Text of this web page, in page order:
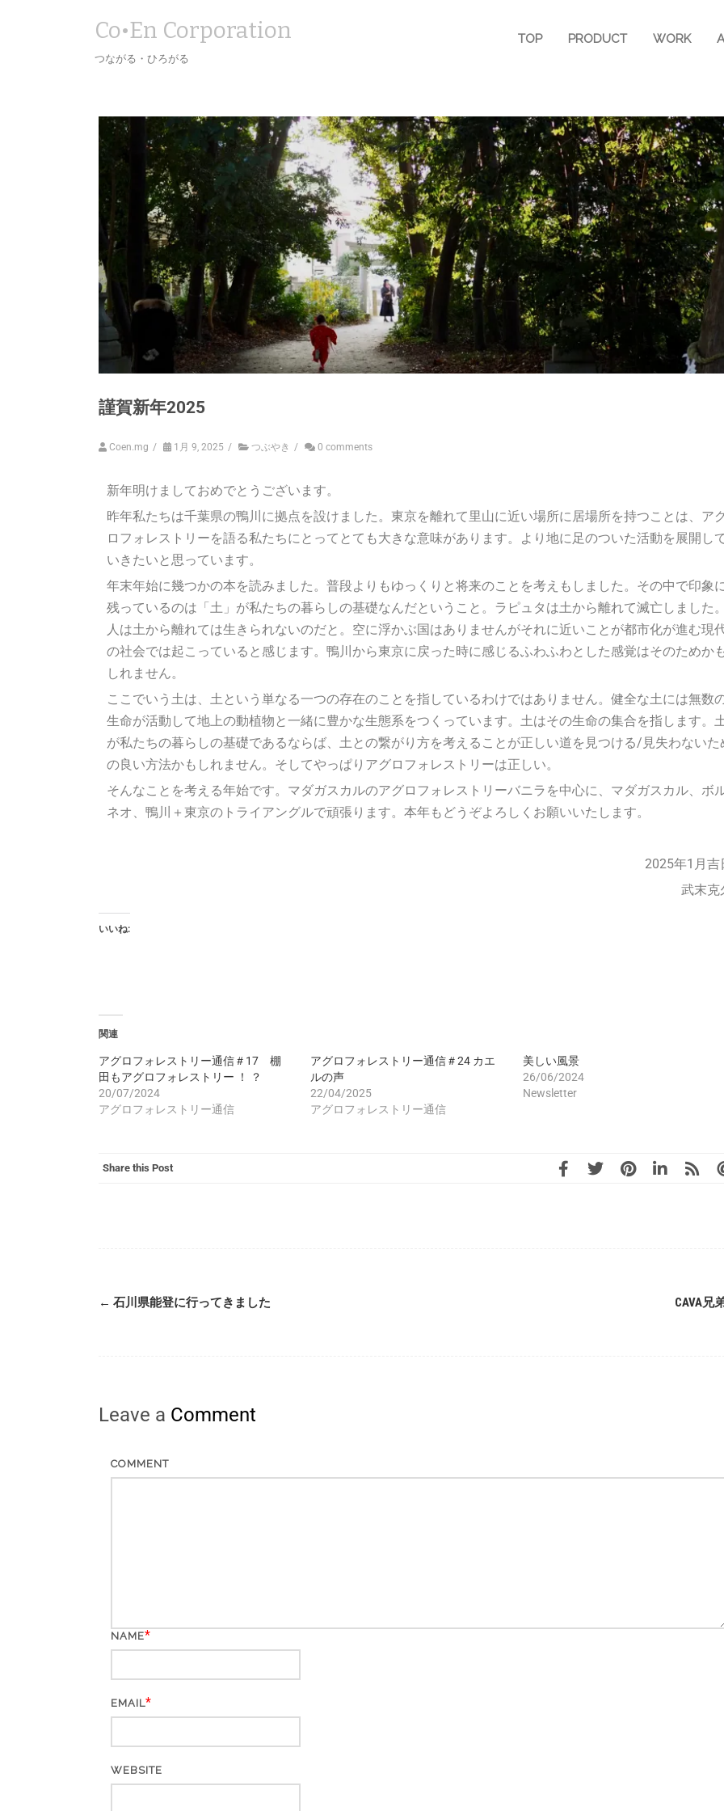
Co•En Corporation
つながる・ひろがる
TOP PRODUCT WORK
謹賀新年2025
Coen.mg / 1月 9, 2025 / つぶやき / 0 comments
新年明けましておめでとうございます。
昨年私たちは千葉県の鴨川に拠点を設けました。東京を離れて里山に近い場所に居場所を持つことは、ア
ロフォレストリーを語る私たちにとってとても大きな意味があります。より地に足のついた活動を展開し
いきたいと思っています。
年末年始に幾つかの本を読みました。普段よりもゆっくりと将来のことを考えもしました。その中で印象
残っているのは「土」が私たちの暮らしの基礎なんだということ。ラピュタは土から離れて滅亡しました
人は土から離れては生きられないのだと。空に浮かぶ国はありませんがそれに近いことが都市化が進む現
の社会では起こっていると感じます。鴨川から東京に戻った時に感じるふわふわとした感覚はそのためか
しれません。
ここでいう土は、土という単なる一つの存在のことを指しているわけではありません。健全な土には無数
生命が活動して地上の動植物と一緒に豊かな生態系をつくっています。土はその生命の集合を指します。
が私たちの暮らしの基礎であるならば、土との繋がり方を考えることが正しい道を見つける/見失わないた
の良い方法かもしれません。そしてやっぱりアグロフォレストリーは正しい。
そんなことを考える年始です。マダガスカルのアグロフォレストリーバニラを中心に、マダガスカル、ボ
ネオ、鴨川＋東京のトライアングルで頑張ります。本年もどうぞよろしくお願いいたします。
2025年1月吉
武末克
いいね:
関連
アグロフォレストリー通信＃17 棚
田もアグロフォレストリー ！ ？
20/07/2024
アグロフォレストリー通信
アグロフォレストリー通信＃24 カエ
ルの声
22/04/2025
アグロフォレストリー通信
美しい風景
26/06/2024
Newsletter
Share this Post
← 石川県能登に行ってきました CAVA兄
Leave a Comment
COMMENT
NAME*
EMAIL*
WEBSITE